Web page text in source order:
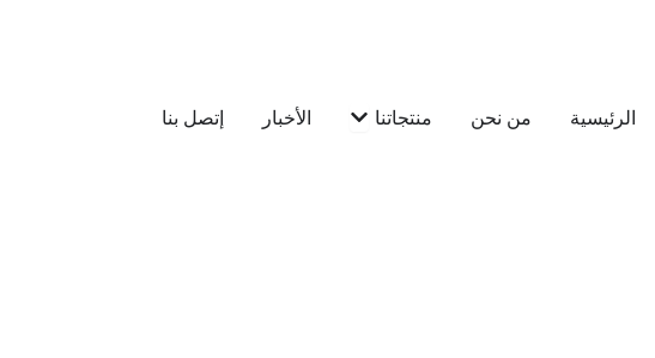
الرئيسية
من نحن منتجاتنا Open منتجاتنا الأخبار إتصل بنا